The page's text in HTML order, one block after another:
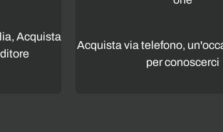
Acquista
Acquista via telefono,
per conoscerci